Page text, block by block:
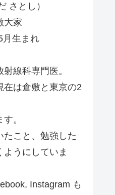
さとし）
大家
月生まれ
線科専門医。
在は倉敷と東京の2
。
たこと、勉強した
ようにしていま
Instagram も